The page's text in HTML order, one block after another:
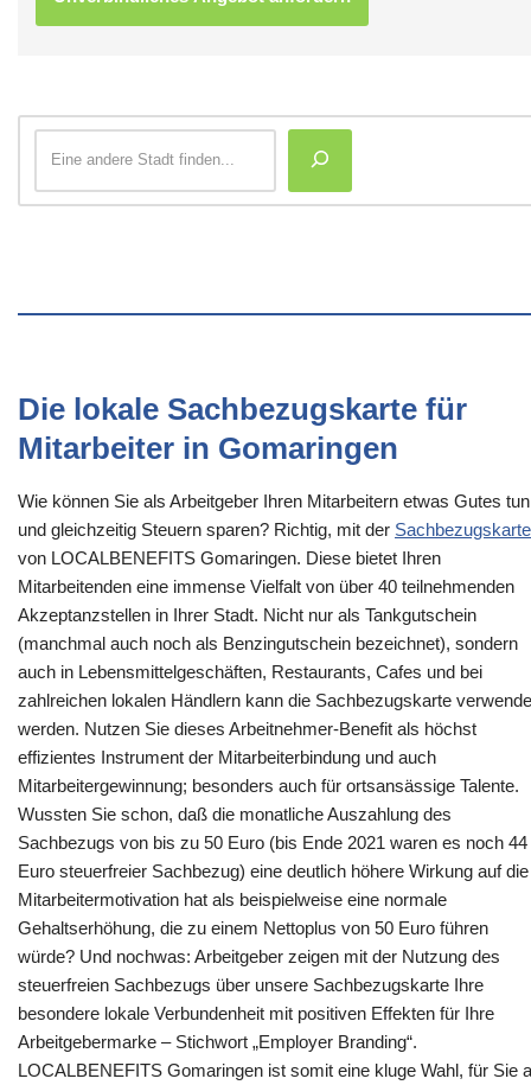
Die lokale Sachbezugskarte für
Mitarbeiter in Gomaringen
Wie können Sie als Arbeitgeber Ihren Mitarbeitern etwas Gutes tun
und gleichzeitig Steuern sparen? Richtig, mit der Sachbezugskarte
von LOCALBENEFITS Gomaringen. Diese bietet Ihren
Mitarbeitenden eine immense Vielfalt von über 40 teilnehmenden
Akzeptanzstellen in Ihrer Stadt. Nicht nur als Tankgutschein
(manchmal auch noch als Benzingutschein bezeichnet), sondern
auch in Lebensmittelgeschäften, Restaurants, Cafes und bei
zahlreichen lokalen Händlern kann die Sachbezugskarte
werden. Nutzen Sie dieses Arbeitnehmer-Benefit als höchst
effizientes Instrument der Mitarbeiterbindung und auch
Mitarbeitergewinnung; besonders auch für ortsansässige Talente.
Wussten Sie schon, daß die monatliche Auszahlung des
Sachbezugs von bis zu 50 Euro (bis Ende 2021 waren es noch 44
Euro steuerfreier Sachbezug) eine deutlich höhere Wirkung auf die
Mitarbeitermotivation hat als beispielweise eine normale
Gehaltserhöhung, die zu einem Nettoplus von 50 Euro führen
würde? Und nochwas: Arbeitgeber zeigen mit der Nutzung des
steuerfreien Sachbezugs über unsere Sachbezugskarte Ihre
besondere lokale Verbundenheit mit positiven Effekten für Ihre
Arbeitgebermarke – Stichwort „Employer Branding“.
LOCALBENEFITS Gomaringen ist somit eine kluge Wahl, für Sie